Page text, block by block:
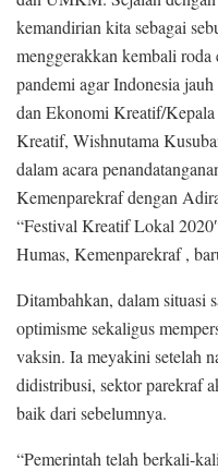
kemandirian kita sebagai
menggerakkan kembali
pandemi agar Indonesia
dan Ekonomi Kreatif/
Kreatif, Wishnutama
dalam acara
Kemenparekraf dengan
“Festival Kreatif Lokal
Humas, Kemenparekraf ,
Ditambahkan, dalam situasi
optimisme sekaligus
vaksin. Ia meyakini setelah
didistribusi, sektor parekraf
baik dari sebelumnya.
“Pemerintah telah berkali-